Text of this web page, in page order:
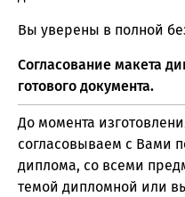
Вы уверены в полной
Согласование макета
готового документа.
До момента
согласовываем с Вами
диплома, со всеми
темой дипломной или